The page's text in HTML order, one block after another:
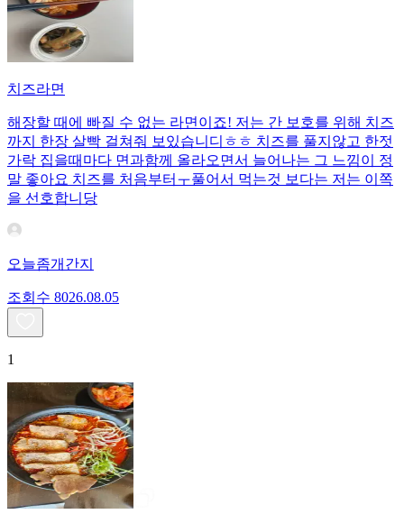
치즈라면
해장할 때에 빠질 수 없는 라면이죠! 저는 간 보호를 위해 치즈
까지 한장 살빡 걸쳐줘 보있습니디ㅎㅎ 치즈를 풀지않고 한젓
가락 집을때마다 면과함께 올라오면서 늘어나는 그 느낌이 정
말 좋아요 치즈를 처음부터ㅜ풀어서 먹는것 보다는 저는 이쪽
을 선호합니당
오늘좀개간지
조회수 8026.08.05
1